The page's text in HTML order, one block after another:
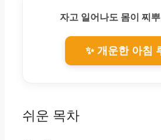
자고 일어나도 몸이 찌
✨ 개운한 아침
쉬운 목차